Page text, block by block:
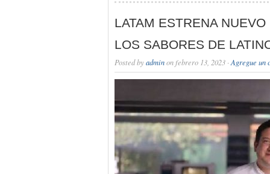
LATAM ESTRENA
LOS SABORES DE
Posted byadminon febrero 13, 2023 · Agregue un